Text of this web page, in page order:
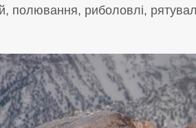
полювання, риболовлі,